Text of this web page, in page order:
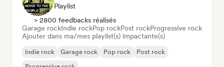
Playlist
> 2800 feedbacks réalisés
Garage rockIndie rockPop rockPost rockProgressive rock
Ajouter dans ma/mes playlist(s) impactante(s)
Indie rock Garage rock Pop rock
Post rock